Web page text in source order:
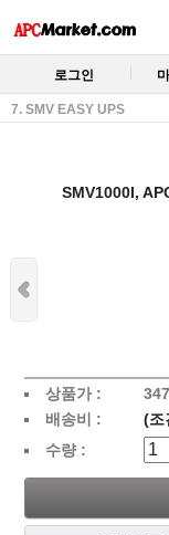
로그인
7. SMV EASY UPS
SMV1000I,
상품가 :
배송비 :
(조
수량 :